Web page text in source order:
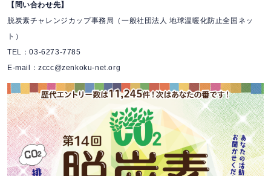
【問い合わせ先】
脱炭素チャレンジカップ事務局（一般社団法人 地球温暖化防止全国ネッ
ト）
TEL：03-6273-7785
E-mail：zccc@zenkoku-net.org